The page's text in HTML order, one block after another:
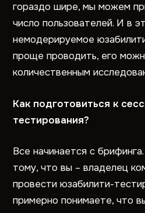
гораздо шире, мы можем
число пользователей. И в
немодерируемое
проще проводить, его
количественным
Как подготовиться к
тестирования?
Все начинается с
тому, что вы – владелец
провести юзабилити-
примерно понимаете, что